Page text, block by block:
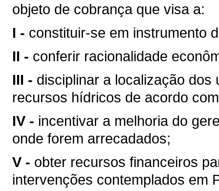
objeto de cobrança que visa a:
I - constituir-se em instrumento
II - conferir racionalidade
III - disciplinar a localização
recursos hídricos de acordo
IV - incentivar a melhoria do
onde forem arrecadados;
V - obter recursos financeiros
intervenções contemplados em